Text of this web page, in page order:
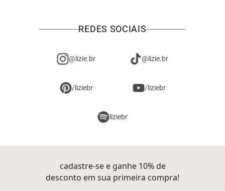
REDES SOCIAIS
@lizie.br @lizie.br
/liziebr /liziebr
liziebr
cadastre-se e ganhe 10% de
desconto em sua primeira compra!